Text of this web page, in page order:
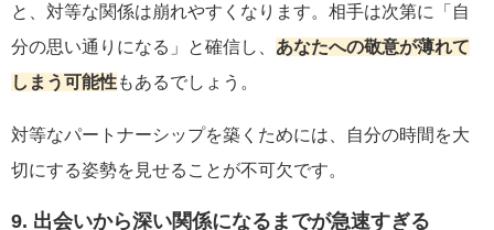
と、対等な関係は崩れやすくなります。相手は次第に「自
分の思い通りになる」と確信し、 あなたへの敬意が薄れて
しまう可能性もあるでしょう。
対等なパートナーシップを築くためには、自分の時間を大
切にする姿勢を見せることが不可欠です。
9. 出会いから深い関係になるまでが急速すぎる